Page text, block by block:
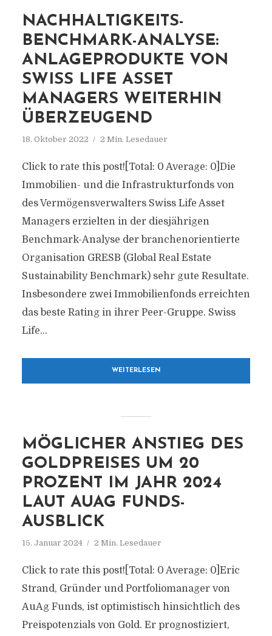
NACHHALTIGKEITS-
BENCHMARK-ANALYSE:
ANLAGEPRODUKTE VON
SWISS LIFE ASSET
MANAGERS WEITERHIN
ÜBERZEUGEND
18. Oktober 2022 2 Min. Lesedauer
Click to rate this post![Total: 0 Average: 0]Die
Immobilien- und die Infrastrukturfonds von
des Vermögensverwalters Swiss Life Asset
Managers erzielten in der diesjährigen
Benchmark-Analyse der branchenorientierte
Organisation GRESB (Global Real Estate
Sustainability Benchmark) sehr gute Resultate.
Insbesondere zwei Immobilienfonds erreichten
das beste Rating in ihrer Peer-Gruppe. Swiss
Life...
WEITERLESEN
MÖGLICHER ANSTIEG DES
GOLDPREISES UM 20
PROZENT IM JAHR 2024
LAUT AUAG FUNDS-
AUSBLICK
15. Januar 2024 2 Min. Lesedauer
Click to rate this post![Total: 0 Average: 0]Eric
Strand, Gründer und Portfoliomanager von
AuAg Funds, ist optimistisch hinsichtlich des
Preispotenzials von Gold. Er prognostiziert,